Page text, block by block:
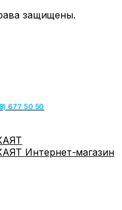
защищены.
677 50 50
Интернет-магазин